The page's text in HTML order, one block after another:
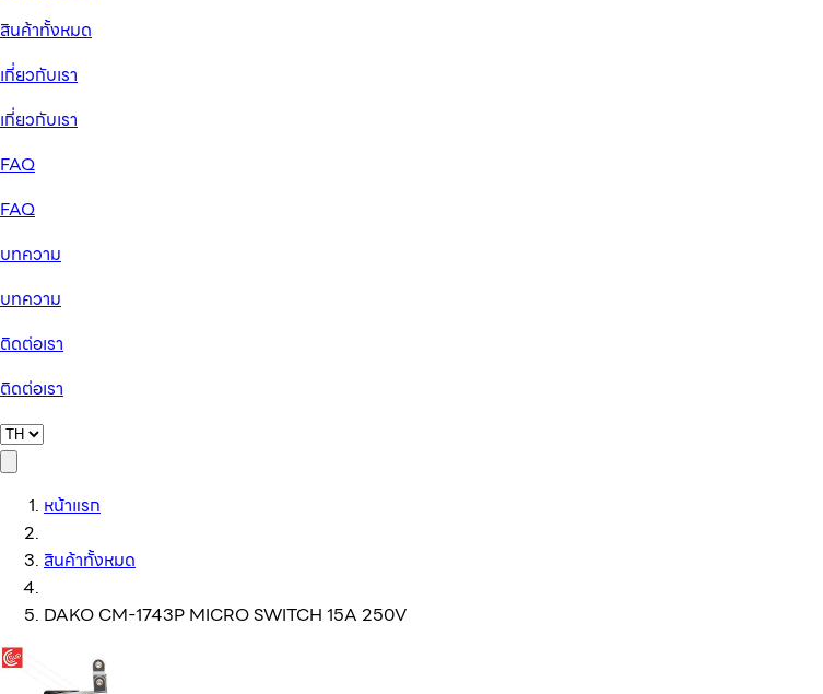
สินค้าทั้งหมด
เกี่ยวกับเรา
เกี่ยวกับเรา
FAQ
FAQ
บทความ
บทความ
ติดต่อเรา
ติดต่อเรา
หน้าแรก
สินค้าทั้งหมด
DAKO CM-1743P MICRO SWITCH 15A 250V